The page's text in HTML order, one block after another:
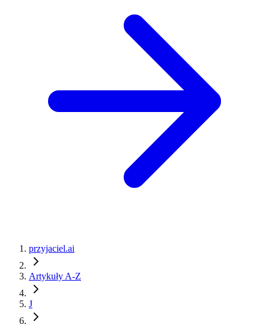
przyjaciel.ai
Artykuły A-Z
J